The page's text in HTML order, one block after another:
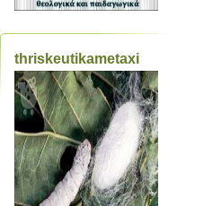
thriskeutikametaxi